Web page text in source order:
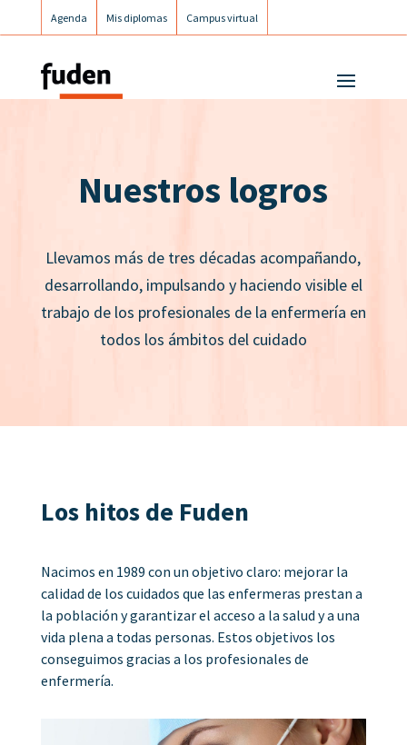
Agenda Mis diplomas Campus virtual
Nuestros logros
Llevamos más de tres décadas acompañando,
desarrollando, impulsando y haciendo visible el
trabajo de los profesionales de la enfermería en
todos los ámbitos del cuidado
Los hitos de Fuden
Nacimos en 1989 con un objetivo claro: mejorar la
calidad de los cuidados que las enfermeras prestan a
la población y garantizar el acceso a la salud y a una
vida plena a todas personas. Estos objetivos los
conseguimos gracias a los profesionales de
enfermería.